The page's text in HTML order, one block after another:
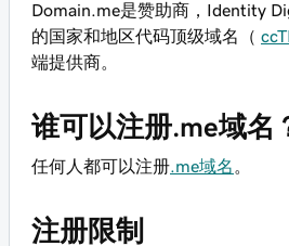
Domain.me是赞助商，Identity
的国家和地区代码顶级域名（
端提供商。
谁可以注册.me域名
任何人都可以注册 .me域名
注册限制